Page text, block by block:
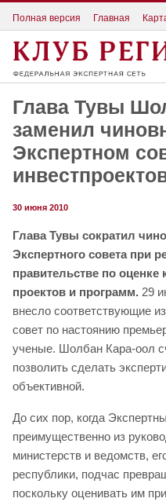
Полная версия Главная
Глава Тувы
заменил
Экспертном
30 июня 2010
Глава Тувы сократил
Экспертного совета при
правительстве по
проектов и программ. 29
внесло соответствующие
совет по настоянию
ученые. Шолбан Кара-оол
позволить сделать
объективной.
До сих пор, когда
преимущественно из
министерств и ведомств,
республики, подчас
поскольку оценивать им